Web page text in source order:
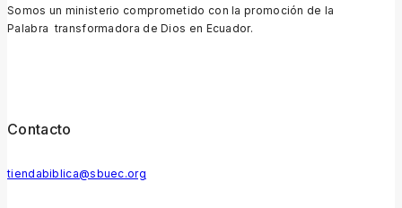
Somos un ministerio comprometido con la promoción de la
Palabra transformadora de Dios en Ecuador.
Contacto
tiendabiblica@sbuec.org